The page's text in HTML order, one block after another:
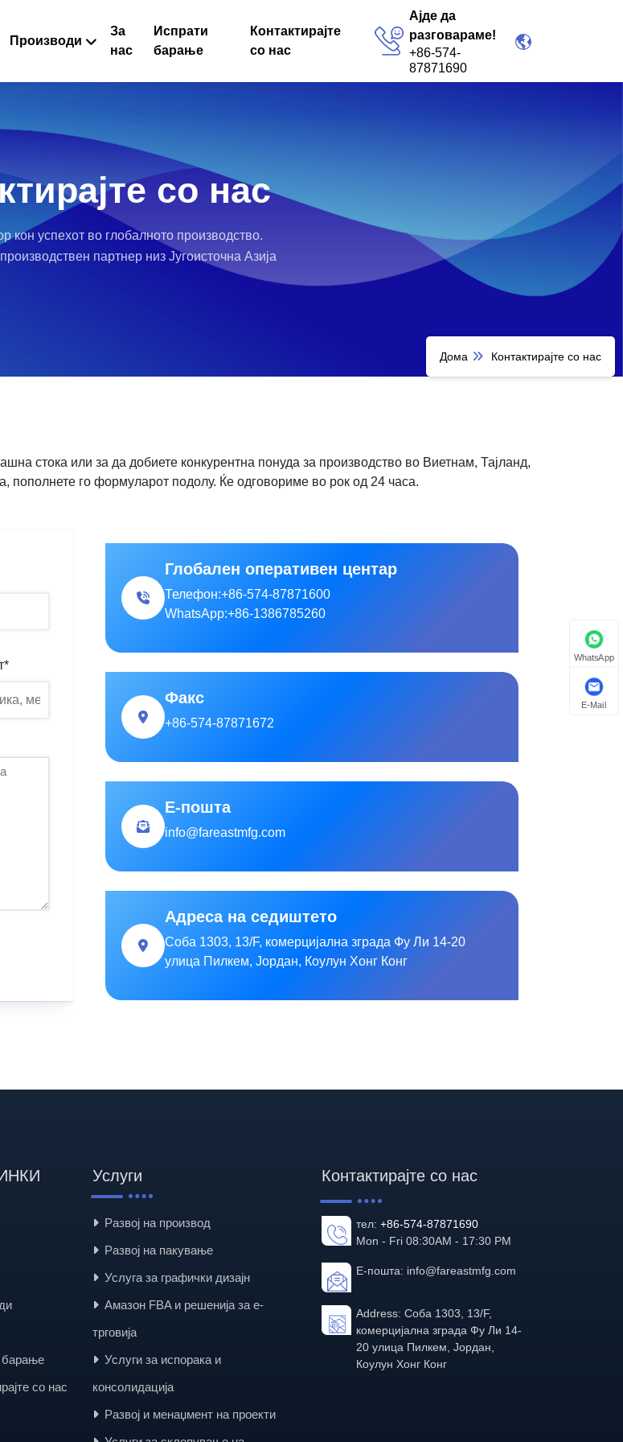
Производи
За
нас
Испрати
барање
Контактирајте
со нас
Ајде да
разговараме!
+86-574-
87871690
со нас
кон успехот во глобалното производство.
партнер низ Југоисточна Азија
Дома Контактирајте со нас
стока или за да добиете конкурентна понуда за производство во Виетнам, Тајланд,
пополнете го формуларот подолу. Ќе одговориме во рок од 24 часа.
Глобален оперативен центар
Телефон:+86-574-87871600
WhatsApp:+86-1386785260
Факс
+86-574-87871672
Е-пошта
info@fareastmfg.com
Адреса на седиштето
Соба 1303, 13/F, комерцијална зграда Фу Ли 14-20
улица Пилкем, Јордан, Коулун Хонг Конг
барање
со нас
Услуги
Развој на производ
Развој на пакување
Услуга за графички дизајн
Амазон FBA и решенија за е-
трговија
Услуги за испорака и
консолидација
Развој и менаџмент на проекти
Контактирајте со нас
тел: +86-574-87871690
Mon - Fri 08:30AM - 17:30 PM
Е-пошта: info@fareastmfg.com
Address: Соба 1303, 13/F,
комерцијална зграда Фу Ли 14-
20 улица Пилкем, Јордан,
Коулун Хонг Конг
WhatsApp
E-Mail